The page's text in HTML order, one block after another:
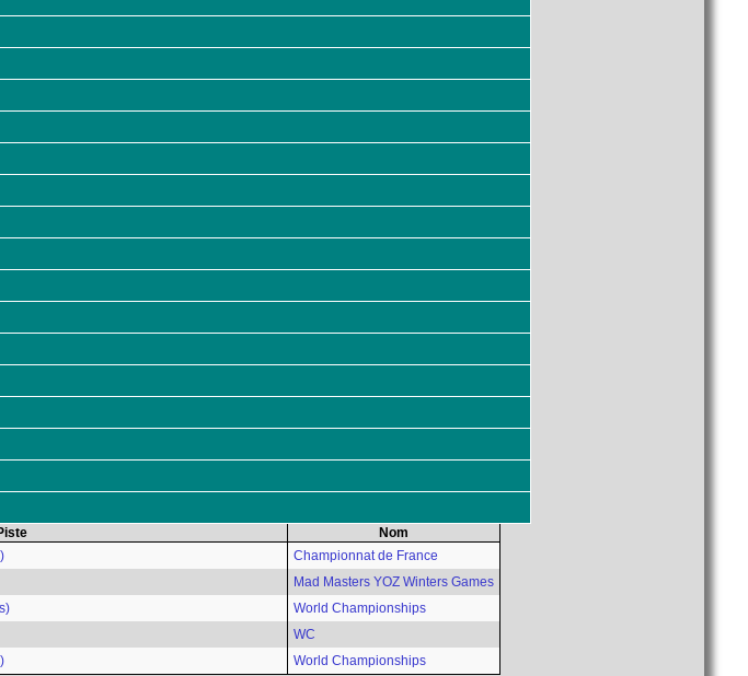
Nom
Championnat de France
Mad Masters YOZ Winters Games
World Championships
WC
World Championships